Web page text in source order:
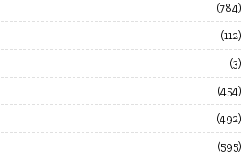
784
112
3
454
492
595